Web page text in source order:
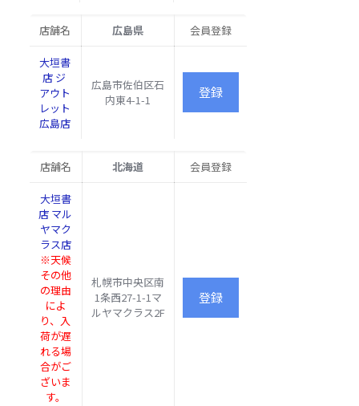
大垣書店
伏見区
羽束師
南
区
KYOTO店
南区八
ンモー
ル
大垣書店
イオンモ
ール京都
町
376
イオン
店舗名 広島県 会員登録
大垣書
店 ジ
アウト
レット
広島店
広島市佐伯区石
内東4-1-1
店舗名 北海道 会員登録
大垣書
店 マル
ヤマク
ラス店
※天候
その他
の理由
によ
り、入
荷が遅
れる場
合がご
ざいま
す。
札幌市中央区南
1条西27-1-1マ
ルヤマクラス2F